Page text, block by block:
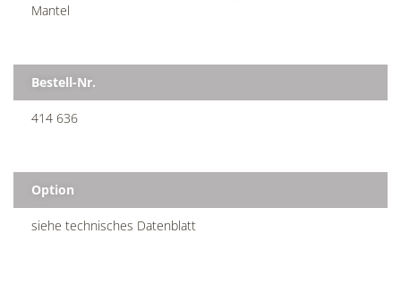
Mantel
Bestell-Nr.
414 636
Option
siehe technisches Datenblatt